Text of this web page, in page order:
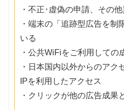
・不正･虚偽の申請、その
・端末の「追跡型広告を制
いる
・公共WiFiをご利用しての
・日本国内以外からのアク
IPを利用したアクセス
・クリックが他の広告成果